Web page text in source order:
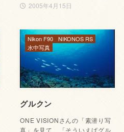
2005年4月15日
グルクン
ONE VISIONさんの「素潜り写
真」を見て、「そういえばグル
Nikon F90
NIKONOS RS
水中写真